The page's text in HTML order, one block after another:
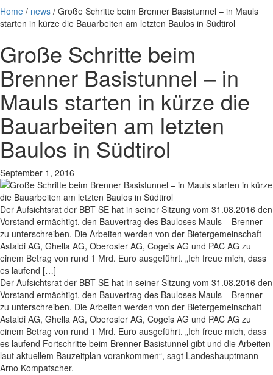
Home / news / Große Schritte beim Brenner Basistunnel – in Mauls
starten in kürze die Bauarbeiten am letzten Baulos in Südtirol
Große Schritte beim
Brenner Basistunnel – in
Mauls starten in kürze die
Bauarbeiten am letzten
Baulos in Südtirol
September 1, 2016
Der Aufsichtsrat der BBT SE hat in seiner Sitzung vom 31.08.2016 den
Vorstand ermächtigt, den Bauvertrag des Bauloses Mauls – Brenner
zu unterschreiben. Die Arbeiten werden von der Bietergemeinschaft
Astaldi AG, Ghella AG, Oberosler AG, Cogeis AG und PAC AG zu
einem Betrag von rund 1 Mrd. Euro ausgeführt. „Ich freue mich, dass
es laufend […]
Der Aufsichtsrat der BBT SE hat in seiner Sitzung vom 31.08.2016 den
Vorstand ermächtigt, den Bauvertrag des Bauloses Mauls – Brenner
zu unterschreiben. Die Arbeiten werden von der Bietergemeinschaft
Astaldi AG, Ghella AG, Oberosler AG, Cogeis AG und PAC AG zu
einem Betrag von rund 1 Mrd. Euro ausgeführt. „Ich freue mich, dass
es laufend Fortschritte beim Brenner Basistunnel gibt und die Arbeiten
laut aktuellem Bauzeitplan vorankommen“, sagt Landeshauptmann
Arno Kompatscher.